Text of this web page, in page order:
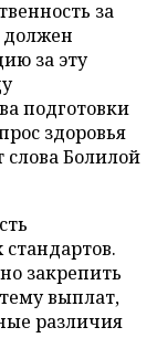
за
должен
за эту
подготовки
здоровья
Болилой
закрепить
выплат,
различия